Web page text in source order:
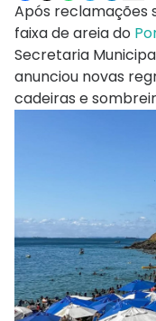
Após reclamações
faixa de areia do
Secretaria
anunciou novas
cadeiras e